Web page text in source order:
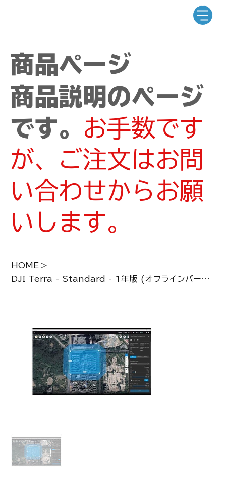
商品ページ
商品説明のページ
です。 お手数です
が、ご注文はお問
い合わせからお願
いします。
HOME >
DJI Terra - Standard - 1年版 (オフラインバージョン)